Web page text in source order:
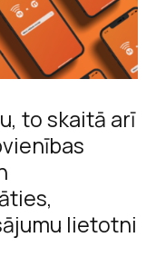
to skaitā arī
lietotni